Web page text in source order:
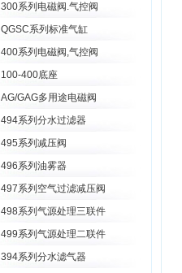
300系列电磁阀.气控阀
QGSC系列标准气缸
400系列电磁阀,气控阀
100-400底座
AG/GAG多用途电磁阀
494系列分水过滤器
495系列减压阀
496系列油雾器
497系列空气过滤减压阀
498系列气源处理三联件
499系列气源处理二联件
394系列分水滤气器